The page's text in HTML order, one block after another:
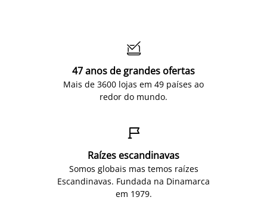

47 anos de grandes ofertas
Mais de 3600 lojas em 49 países ao
redor do mundo.

Raízes escandinavas
Somos globais mas temos raízes
Escandinavas. Fundada na Dinamarca
em 1979.